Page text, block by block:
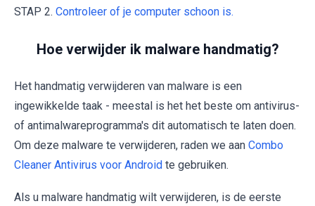
STAP 2. Controleer of je computer schoon is.
Hoe verwijder ik malware handmatig?
Het handmatig verwijderen van malware is een
ingewikkelde taak - meestal is het het beste om antivirus-
of antimalwareprogramma's dit automatisch te laten doen.
Om deze malware te verwijderen, raden we aan Combo
Cleaner Antivirus voor Android te gebruiken.
Als u malware handmatig wilt verwijderen, is de eerste